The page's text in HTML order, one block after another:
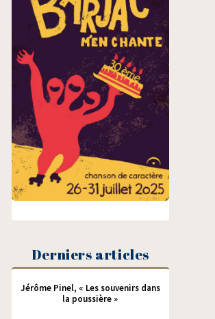
Derniers articles
Jérôme Pinel, « Les souvenirs dans
la poussière »